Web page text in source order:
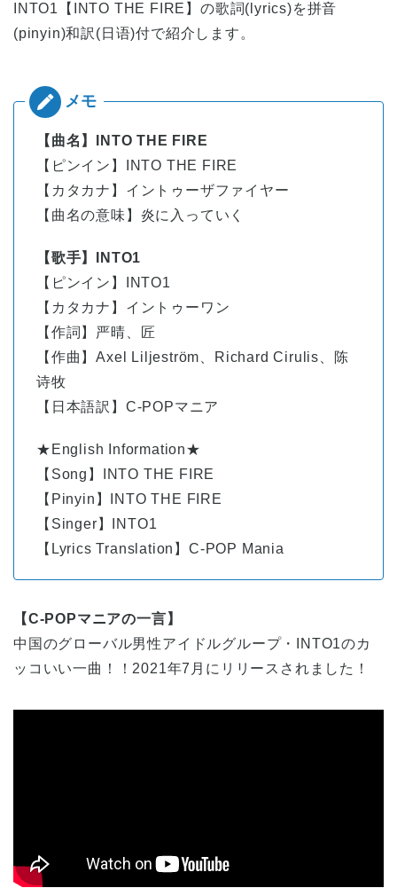
INTO1【INTO THE FIRE】の歌詞(lyrics)を拼音
(pinyin)和訳(日语)付で紹介します。
【曲名】INTO THE FIRE
【ピンイン】INTO THE FIRE
【カタカナ】イントゥーザファイヤー
【曲名の意味】炎に入っていく
【歌手】INTO1
【ピンイン】INTO1
【カタカナ】イントゥーワン
【作詞】严晴、匠
【作曲】Axel Liljeström、Richard Cirulis、陈
诗牧
【日本語訳】C-POPマニア
★English Information★
【Song】INTO THE FIRE
【Pinyin】INTO THE FIRE
【Singer】INTO1
【Lyrics Translation】C-POP Mania
【C-POPマニアの一言】
中国のグローバル男性アイドルグループ・INTO1のカ
ッコいい一曲！！2021年7月にリリースされました！